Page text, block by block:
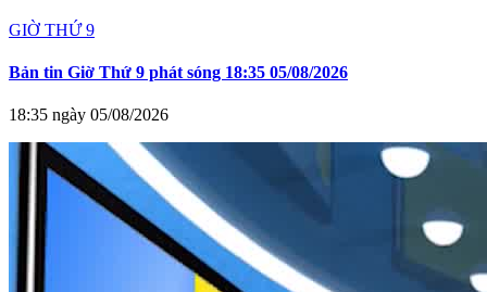
GIỜ THỨ 9
Bản tin Giờ Thứ 9 phát sóng 18:35 05/08/2026
18:35 ngày 05/08/2026